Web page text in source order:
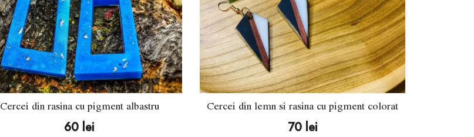
Cercei din rasina cu pigment albastru
60 lei
Cercei din lemn si rasina cu pigment colorat
70 lei